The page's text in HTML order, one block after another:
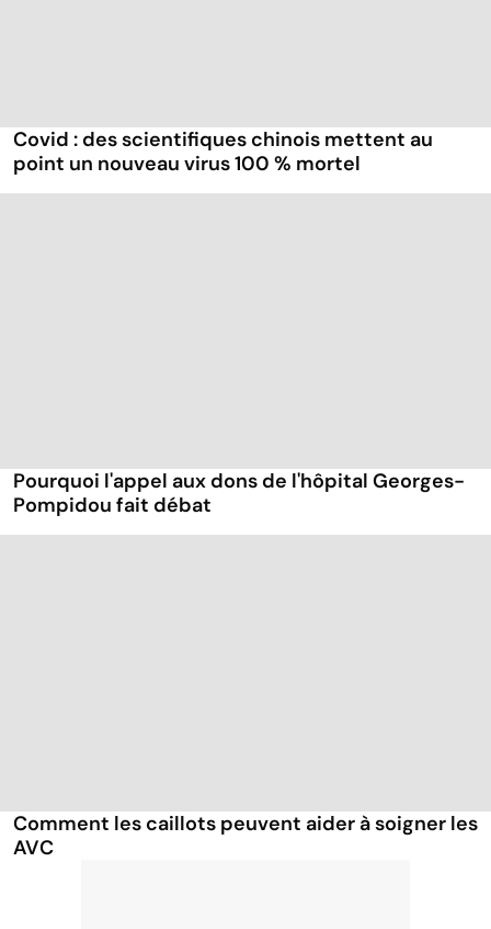
Covid : des scientifiques chinois mettent au
point un nouveau virus 100 % mortel
Pourquoi l'appel aux dons de l'hôpital Georges-
Pompidou fait débat
Comment les caillots peuvent aider à soigner les
AVC